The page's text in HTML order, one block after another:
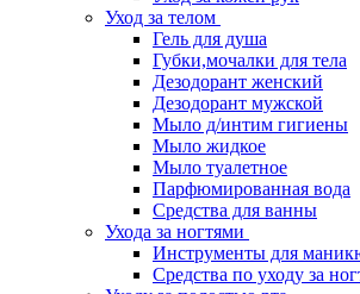
Уход за телом
Гель для душа
Губки,мочалки для тела
Дезодорант женский
Дезодорант мужской
Мыло д/интим гигиены
Мыло жидкое
Мыло туалетное
Парфюмированная вода
Средства для ванны
Ухода за ногтями
Инструменты для
Средства по уходу за